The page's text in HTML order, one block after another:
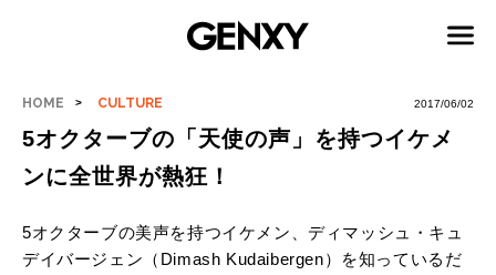
HOME CULTURE 2017/06/02
5オクターブの「天使の声」を持つイケメ
ンに全世界が熱狂！
5オクターブの美声を持つイケメン、ディマッシュ・キュ
デイバージェン（Dimash Kudaibergen）を知っているだ